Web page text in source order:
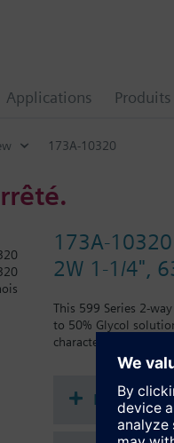
Applications Produits
173A-10320
173A-10320
2W 1-1/4",
This 599 Series 2-
to 50% Glycol
characteristic, with